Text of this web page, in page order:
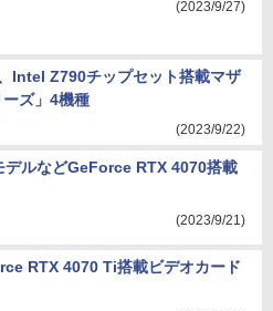
(2023/9/27)
Intel Z790チップセット搭載マザ
ーズ」4機種
(2023/9/22)
デルなどGeForce RTX 4070搭載
(2023/9/21)
RTX 4070 Ti搭載ビデオカード